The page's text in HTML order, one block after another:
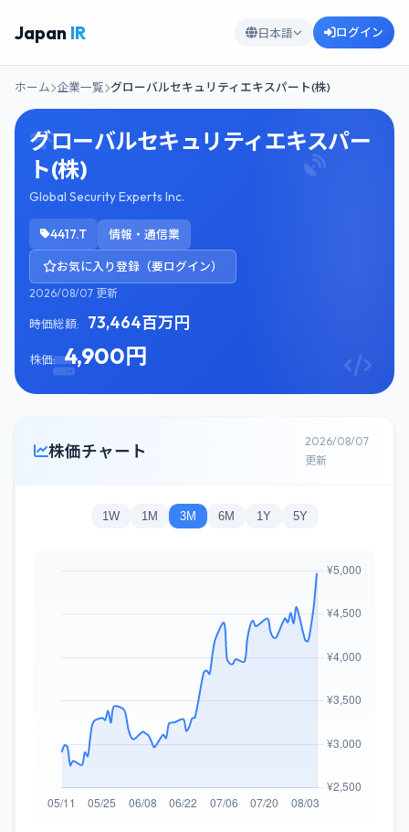
Japan IR 日本語 ログイン
ホーム 企業一覧 グローバルセキュリティエキスパート(株)
グローバルセキュリティエキスパー
ト(株)
Global Security Experts Inc.
4417.T 情報・通信業
お気に入り登録（要ログイン）
2026/08/07 更新
時価総額: 73,464百万円
株価: 4,900円
株価チャート
2026/08/07
更新
1W 1M 3M 6M 1Y 5Y